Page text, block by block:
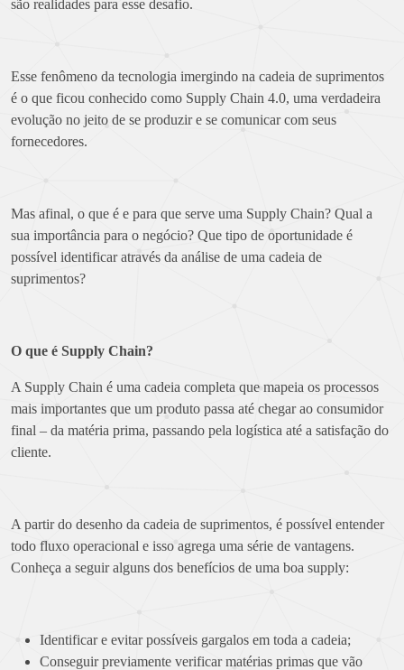
são realidades para esse desafio.
Esse fenômeno da tecnologia imergindo na cadeia de suprimentos
é o que ficou conhecido como Supply Chain 4.0, uma verdadeira
evolução no jeito de se produzir e se comunicar com seus
fornecedores.
Mas afinal, o que é e para que serve uma Supply Chain? Qual a
sua importância para o negócio? Que tipo de oportunidade é
possível identificar através da análise de uma cadeia de
suprimentos?
O que é Supply Chain?
A Supply Chain é uma cadeia completa que mapeia os processos
mais importantes que um produto passa até chegar ao consumidor
final – da matéria prima, passando pela logística até a satisfação do
cliente.
A partir do desenho da cadeia de suprimentos, é possível entender
todo fluxo operacional e isso agrega uma série de vantagens.
Conheça a seguir alguns dos benefícios de uma boa supply:
Identificar e evitar possíveis gargalos em toda a cadeia;
Conseguir previamente verificar matérias primas que vão